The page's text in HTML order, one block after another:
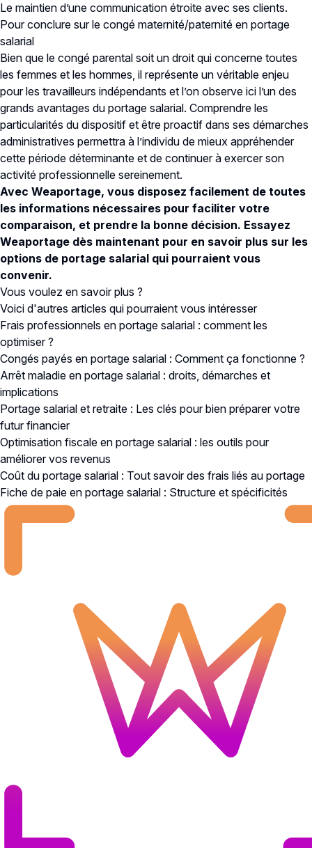
Le maintien d’une communication étroite avec ses clients.
Pour conclure sur le congé maternité/paternité en portage
salarial
Bien que le congé parental soit un droit qui concerne toutes
les femmes et les hommes, il représente un véritable enjeu
pour les travailleurs indépendants et l’on observe ici l’un des
grands avantages du portage salarial. Comprendre les
particularités du dispositif et être proactif dans ses démarches
administratives permettra à l’individu de mieux appréhender
cette période déterminante et de continuer à exercer son
activité professionnelle sereinement.
Avec Weaportage, vous disposez facilement de toutes
les informations nécessaires pour faciliter votre
comparaison, et prendre la bonne décision. Essayez
Weaportage dès maintenant pour en savoir plus sur les
options de portage salarial qui pourraient vous
convenir.
Vous voulez en savoir plus ?
Voici d'autres articles qui pourraient vous intéresser
Frais professionnels en portage salarial : comment les
optimiser ?
Congés payés en portage salarial : Comment ça fonctionne ?
Arrêt maladie en portage salarial : droits, démarches et
implications
Portage salarial et retraite : Les clés pour bien préparer votre
futur financier
Optimisation fiscale en portage salarial : les outils pour
améliorer vos revenus
Coût du portage salarial : Tout savoir des frais liés au portage
Fiche de paie en portage salarial : Structure et spécificités